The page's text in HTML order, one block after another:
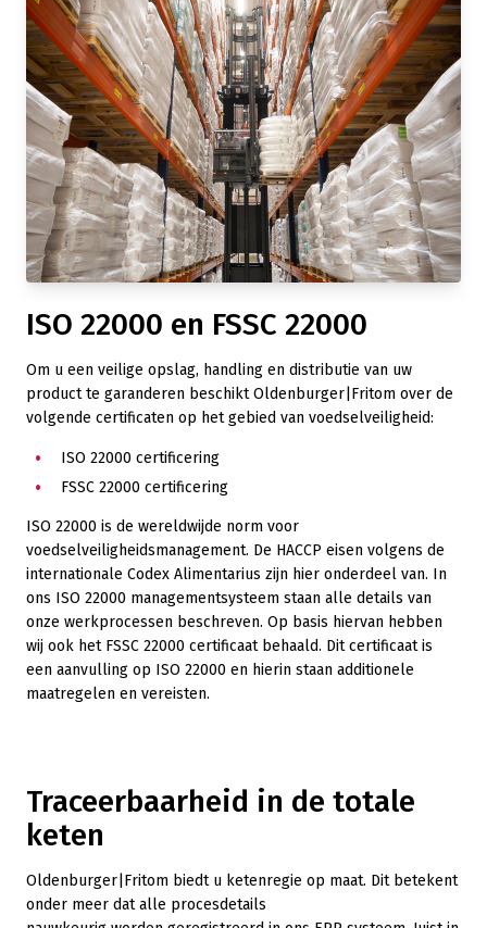
ISO 22000 en FSSC 22000
Om u een veilige opslag, handling en distributie van uw
product te garanderen beschiktOldenburger|Fritom over de
volgende certificaten op het gebied van voedselveiligheid:
ISO 22000 certificering
FSSC 22000 certificering
ISO 22000 is de wereldwijde norm voor
voedselveiligheidsmanagement. De HACCP eisen volgens de
internationale Codex Alimentarius zijn hier onderdeel van. In
ons ISO 22000 managementsysteem staan alle details van
onze werkprocessen beschreven. Op basis hiervan hebben
wij ook het FSSC 22000 certificaat behaald. Dit certificaat is
een aanvulling op ISO 22000 en hierin staan additionele
maatregelen en vereisten.
Traceerbaarheid in de totale
keten
Oldenburger|Fritom biedt u ketenregie op maat. Dit betekent
onder meer dat alle procesdetails